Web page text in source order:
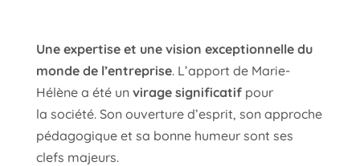
Une expertise et une vision exceptionnelle du
monde de l’entreprise. L’apport de Marie-
Hélène a été un virage significatifpour
la société. Son ouverture d’esprit, son approche
pédagogique et sa bonne humeur sont ses
clefs majeurs.